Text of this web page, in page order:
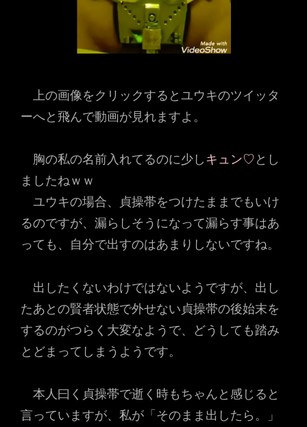
上の画像をクリックするとユウキのツイッタ
ーへと飛んで動画が見れますよ。
胸の私の名前入れてるのに少しキュン♡ とし
ましたねｗｗ
ユウキの場合、貞操帯をつけたままでもいけ
るのですが、漏らしそうになって漏らす事はあ
っても、自分で出すのはあまりしないですね。
出したくないわけではないようですが、出し
たあとの賢者状態で外せない貞操帯の後始末を
するのがつらく大変なようで、どうしても踏み
とどまってしまうようです。
本人曰く貞操帯で逝く時もちゃんと感じると
言っていますが、私が「そのまま出したら。」